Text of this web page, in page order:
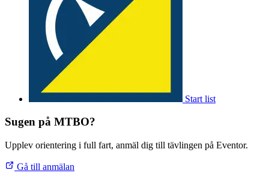
Start list
Sugen på MTBO?
Upplev orientering i full fart, anmäl dig till tävlingen på Eventor.
Gå till anmälan